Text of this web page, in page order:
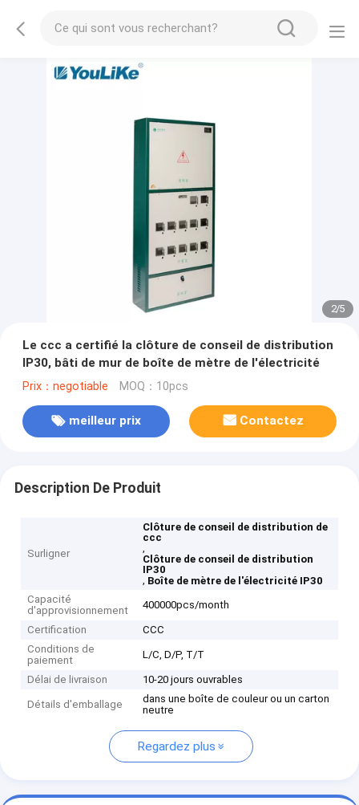
2/5
Le ccc a certifié la clôture de conseil de distribution
IP30, bâti de mur de boîte de mètre de l'électricité
Prix：negotiable MOQ：10pcs
meilleur prix Contactez
Description De Produit
Surligner
Clôture de conseil de distribution de
ccc
,
Clôture de conseil de distribution
IP30
, Boîte de mètre de l'électricité IP30
Capacité
d'approvisionnement
400000pcs/month
Certification
CCC
Conditions de
paiement
L/C, D/P, T/T
Délai de livraison 10-20 jours ouvrables
Détails d'emballage
dans une boîte de couleur ou un carton
neutre
Regardez plus